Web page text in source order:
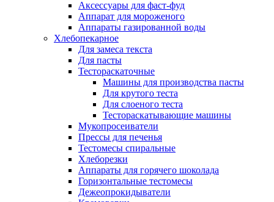
Аксессуары для фаст-фуд
Аппарат для мороженого
Аппараты газированной воды
Хлебопекарное
Для замеса текста
Для пасты
Тестораскаточные
Машины для производства пасты
Для крутого теста
Для слоеного теста
Тестораскатывающие машины
Мукопросеиватели
Прессы для печенья
Тестомесы спиральные
Хлеборезки
Аппараты для горячего шоколада
Горизонтальные тестомесы
Дежеопрокидыватели